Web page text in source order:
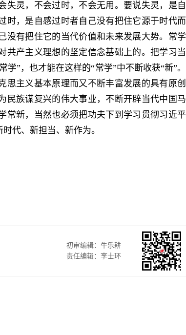
灵，不会过时，不会无用。要说失灵，是自
时，是自感过时者自己没有把住它源于时代而
没有把住它的当代价值和未来发展大势。常学
共产主义理想的坚定信念基础上的。把学习当
”，也才能在这样的“常学”中不断收获“新”。
思主义基本原理而又不断丰富发展的具有原创
民族谋复兴的伟大事业，不断开辟当代中国马
常新，当然也必须把功夫下到学习贯彻习近平
代、新担当、新作为。
初审编辑：牛乐耕
责任编辑：李士环